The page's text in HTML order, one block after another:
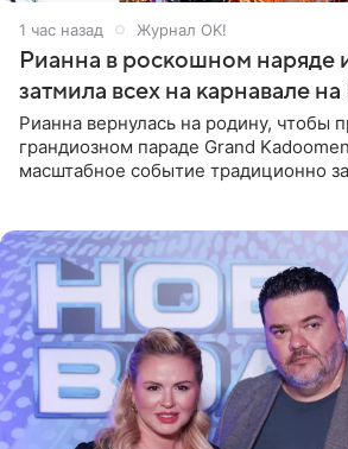
1 час назад Журнал OK!
Рианна в роскошном наряде
затмила всех на карнавале
Рианна вернулась на родину, чтобы
грандиозном параде Grand
масштабное событие традиционно